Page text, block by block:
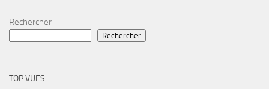
Rechercher
Rechercher
TOP VUES